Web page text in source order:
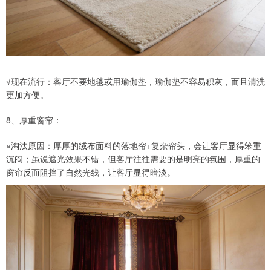
√现在流行：客厅不要地毯或用瑜伽垫，瑜伽垫不容易积灰，而且清洗
更加方便。
8、厚重窗帘：
×淘汰原因：厚厚的绒布面料的落地帘+复杂帘头，会让客厅显得笨重
沉闷；虽说遮光效果不错，但客厅往往需要的是明亮的氛围，厚重的
窗帘反而阻挡了自然光线，让客厅显得暗淡。